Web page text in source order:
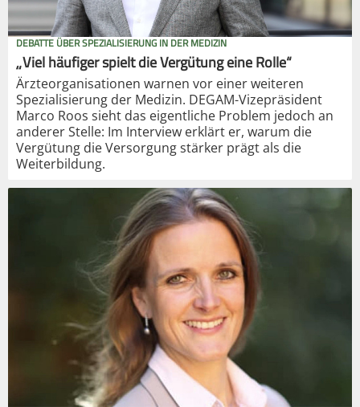
DEBATTE ÜBER SPEZIALISIERUNG IN DER MEDIZIN
„Viel häufiger spielt die Vergütung eine Rolle“
Ärzteorganisationen warnen vor einer weiteren
Spezialisierung der Medizin. DEGAM-Vizepräsident
Marco Roos sieht das eigentliche Problem jedoch an
anderer Stelle: Im Interview erklärt er, warum die
Vergütung die Versorgung stärker prägt als die
Weiterbildung.